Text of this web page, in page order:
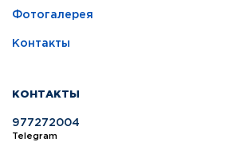
Фотогалерея
Контакты
КОНТАКТЫ
977272004
Telegram